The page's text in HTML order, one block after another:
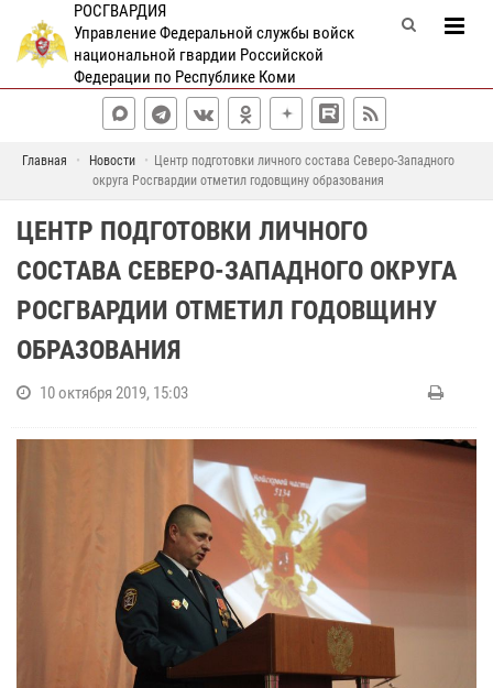
РОСГВАРДИЯ
Управление Федеральной службы войск
национальной гвардии Российской
Федерации по Республике Коми
Главная Новости
Центр подготовки личного состава Северо-Западного
округа Росгвардии отметил годовщину образования
ЦЕНТР ПОДГОТОВКИ ЛИЧНОГО
СОСТАВА СЕВЕРО-ЗАПАДНОГО ОКРУГА
РОСГВАРДИИ ОТМЕТИЛ ГОДОВЩИНУ
ОБРАЗОВАНИЯ
10 октября 2019, 15:03